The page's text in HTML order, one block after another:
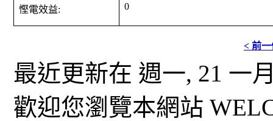
慳電效益: 0
< 前一
最近更新在 週一, 21 一
歡迎您瀏覽本網站